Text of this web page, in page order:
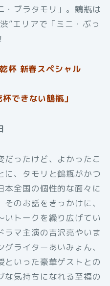
・ブラタモリ」。鶴瓶は
”エリアで「ミニ・ぶっ
杯 新春スペシャル
できない鶴瓶」
だったけど、よかったこ
に、タモリと鶴瓶がかつ
本全国の個性的な面々に
のお話をきっかけに、
いトークを繰り広げてい
ラマ主演の吉沢亮やいま
ライターあいみょん、
といった豪華ゲストとの
な気持ちになれる至福の